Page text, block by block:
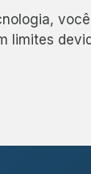
limites